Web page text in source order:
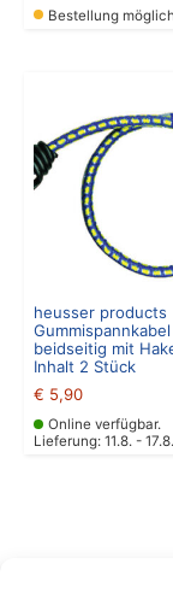
Bestellung
heusser products
Gummispannkabel
beidseitig mit
Inhalt 2 Stück
€ 5,90
Online verfügbar.
Lieferung: 11.8. -